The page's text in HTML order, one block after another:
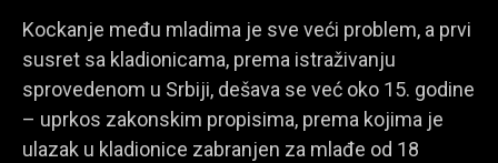
Kockanje među mladima je sve veći problem, a prvi
susret sa kladionicama, prema istraživanju
sprovedenom u Srbiji, dešava se već oko 15. godine
– uprkos zakonskim propisima, prema kojima je
ulazak u kladionice zabranjen za mlađe od 18